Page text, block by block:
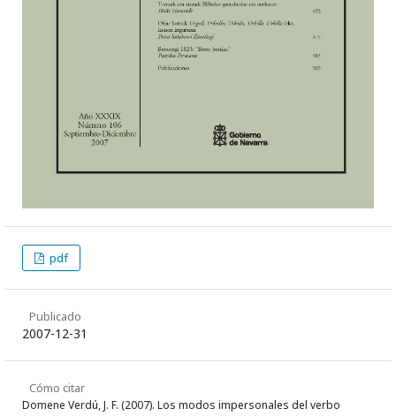
pdf
Publicado
2007-12-31
Cómo citar
Domene Verdú, J. F. (2007). Los modos impersonales del verbo